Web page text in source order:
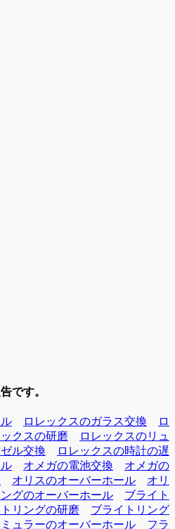
です。
ロレックスのガラス交換
ロ
クスの研磨
ロレックスのリュ
ル交換
ロレックスの時計の遅
オメガの電池交換
オメガの
オリスのオーバーホール
オリ
グのオーバーホール
ブライト
リングの研磨
ブライトリング
ュラーのオーバーホール
フラ